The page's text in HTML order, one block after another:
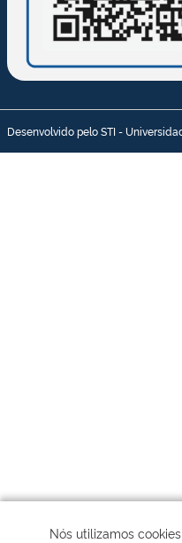
Desenvolvido pelo STI -
Nós utilizamos